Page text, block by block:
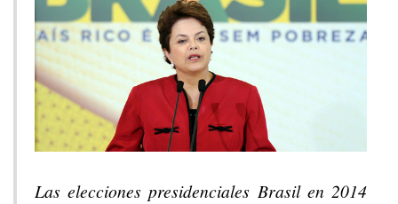
Las elecciones presidenciales Brasil en 2014